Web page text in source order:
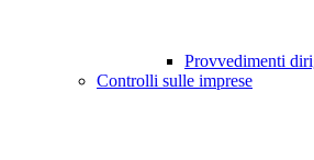
Provvedimenti
Controlli sulle imprese